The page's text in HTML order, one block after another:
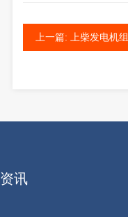
上一篇: 上柴发电机组
资讯